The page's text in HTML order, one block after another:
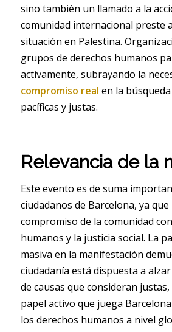
sino también un llamado a la
comunidad internacional preste
situación en Palestina.
grupos de derechos humanos
activamente, subrayando la
compromiso real en la
pacíficas y justas.
Relevancia de la
Este evento es de suma
ciudadanos de Barcelona, ya
compromiso de la comunidad
humanos y la justicia social. La
masiva en la manifestación
ciudadanía está dispuesta a
de causas que consideran
papel activo que juega
los derechos humanos a nivel